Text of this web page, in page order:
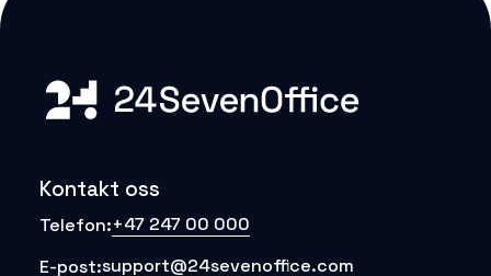
Kontakt oss
Telefon:+47 247 00 000
E-post:support@24sevenoffice.com